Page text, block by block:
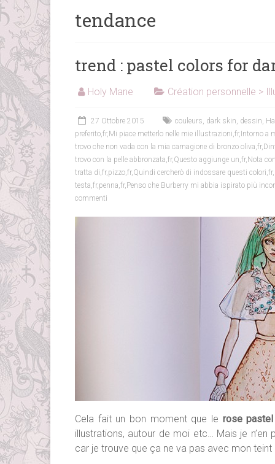
tendance
trend : pastel colors for
Holy Mane Création personnelle >
27 Ottobre 2015 couleurs, dark skin, dessin,
preferito,fr,Mi piace metterlo nelle mie illustrazioni,fr,Intorno a
trovo che non vada con la mia carnagione di bronzo
trovo con la pelle abbronzata,fr,Questo aggiunge un,fr,Nota
tratta di,fr,pizzo,fr,Quindi cercherò di indossare questi
testa,fr,penna,fr,Penso che Burberry mi abbia ispirato più
commenti
Cela fait un bon moment que le rose pastel
illustrations, autour de moi etc… Mais je
car je trouve que ça ne va pas avec mon teint